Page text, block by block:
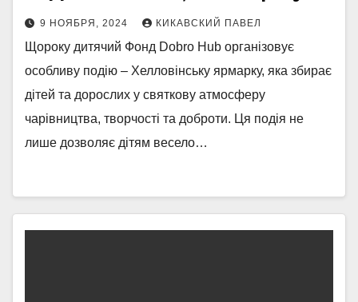
9 НОЯБРЯ, 2024 КИКАВСКИЙ ПАВЕЛ
Щороку дитячий Фонд Dobro Hub організовує
особливу подію – Хелловінську ярмарку, яка збирає
дітей та дорослих у святкову атмосферу
чарівництва, творчості та доброти. Ця подія не
лише дозволяє дітям весело…